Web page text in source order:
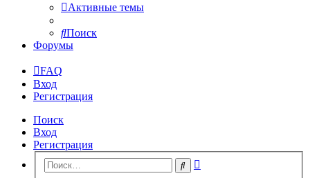
Активные темы
Поиск
Форумы
FAQ
Вход
Регистрация
Поиск
Вход
Регистрация
Поиск